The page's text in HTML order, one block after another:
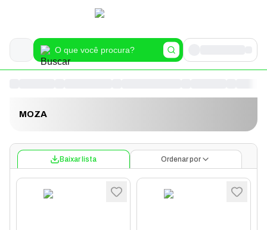
MOZA
Baixar lista Ordenar por